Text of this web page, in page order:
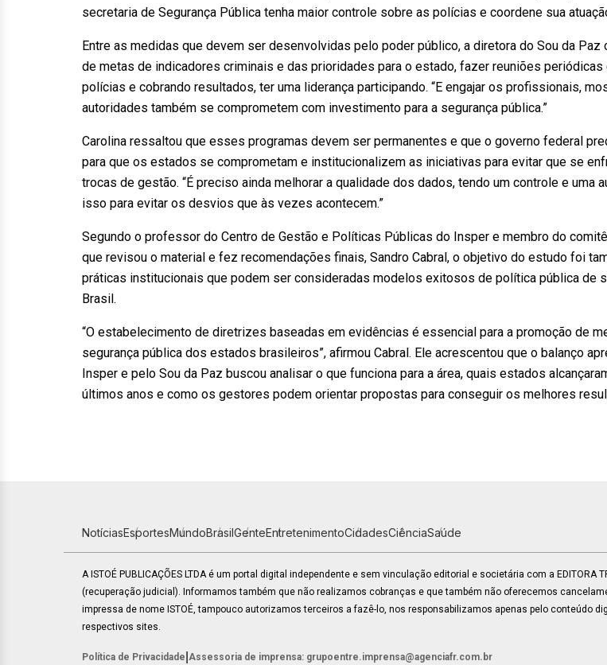
secretaria de Segurança Pública tenha maior controle sobre as polícias e coordene sua
Entre as medidas que devem ser desenvolvidas pelo poder público, a diretora do Sou da Paz
de metas de indicadores criminais e das prioridades para o estado, fazer reuniões periódicas
polícias e cobrando resultados, ter uma liderança participando. “E engajar os profissionais,
autoridades também se comprometem com investimento para a segurança pública.”
Carolina ressaltou que esses programas devem ser permanentes e que o governo federal
para que os estados se comprometam e institucionalizem as iniciativas para evitar que se
trocas de gestão. “É preciso ainda melhorar a qualidade dos dados, tendo um controle e uma
isso para evitar os desvios que às vezes acontecem.”
Segundo o professor do Centro de Gestão e Políticas Públicas do Insper e membro do
que revisou o material e fez recomendações finais, Sandro Cabral, o objetivo do estudo foi
práticas institucionais que podem ser consideradas modelos exitosos de política pública de
Brasil.
“O estabelecimento de diretrizes baseadas em evidências é essencial para a promoção de
segurança pública dos estados brasileiros”, afirmou Cabral. Ele acrescentou que o balanço
Insper e pelo Sou da Paz buscou analisar o que funciona para a área, quais estados
últimos anos e como os gestores podem orientar propostas para conseguir os melhores
NotíciasEsportesMundoBrasilGenteEntretenimentoCidadesCiênciaSaúde
A ISTOÉ PUBLICAÇÕES LTDA é um portal digital independente e sem vinculação editorial e societária com a EDITORA
(recuperação judicial). Informamos também que não realizamos cobranças e que também não oferecemos
impressa de nome ISTOÉ, tampouco autorizamos terceiros a fazê-lo, nos responsabilizamos apenas pelo conteúdo
respectivos sites.
Política de Privacidade Assessoria de imprensa: grupoentre.imprensa@agenciafr.com.br